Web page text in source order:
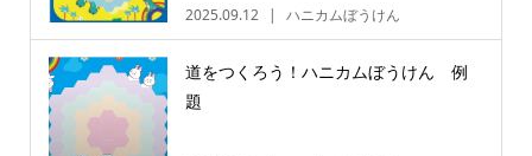
2025.09.12 ハニカムぼうけん
道をつくろう！ハニカムぼうけん 例
題